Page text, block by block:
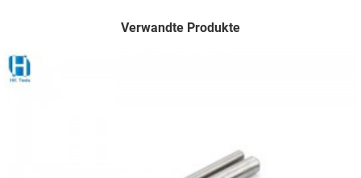
Verwandte Produkte